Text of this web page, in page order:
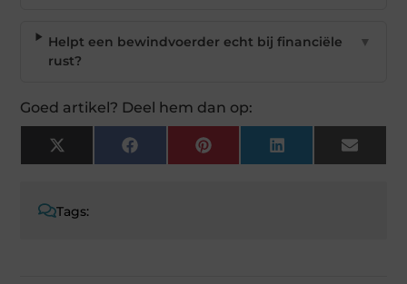
Helpt een bewindvoerder echt bij financiële
rust?
▼
Goed artikel? Deel hem dan op:
X
(Twitter)
Facebook Pinterest LinkedIn Email
Tags: